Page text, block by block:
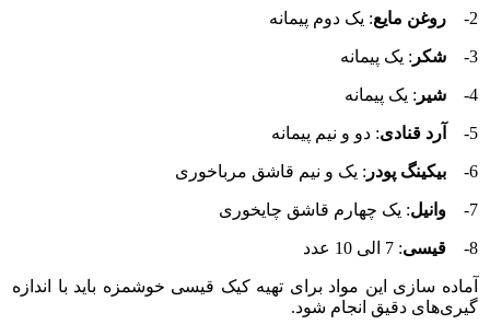
2- روغن مایع: یک دوم پیمانه
3- شکر : یک پیمانه
4- شیر : یک پیمانه
5- آرد قنادی: دو و نیم پیمانه
6- بیکینگ پودر : یک و نیم قاشق مرباخوری
7- وانیل: یک چهارم قاشق چایخوری
8- قیسی: 7 الی 10 عدد
آماده سازی این مواد برای تهیه کیک قیسی خوشمزه باید با اندازه
گیری‌های دقیق انجام شود.